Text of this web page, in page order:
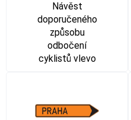
Návěst
doporučeného
způsobu
odbočení
cyklistů vlevo